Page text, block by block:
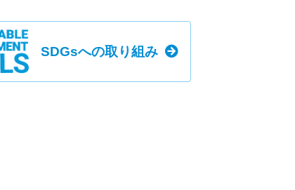
SDGsへの取り組み